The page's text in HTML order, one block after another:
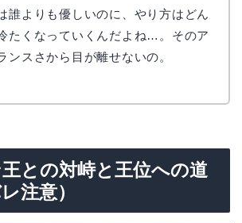
誰よりも優しいのに、やり方はどん
たくなっていくんだよね…。そのア
ンスさから目が離せないの。
との対峙と王位への道
注意）